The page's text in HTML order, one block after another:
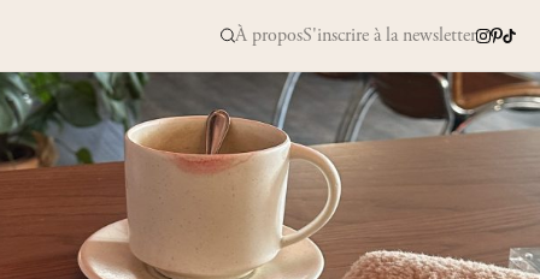
À proposS'inscrire à la newsletter